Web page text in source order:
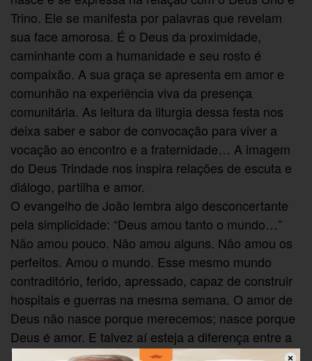
Trino. Ele se manifesta por palavras que revelam
sua face amorosa. É o Deus da proximidade,
caminhante com a humanidade e seu rosto é
compaixão. A sua graça se apresenta em amor e
comunhão na experiência viva da presença
comunitária. As leitura da liturgia dessa festa nos
deixa saber e sabor de convocação para viver a
vocação ao encontro e a fraternidade… A imagem
do Deus Trindade nos inspira relações de escuta e
diálogo, partilha e amor.
O evangelho de João lembra algo desconcertante
pela simplicidade: “Deus amou tanto o mundo…”
Não amou pouco. Não amou alguns. Não amou os
perfeitos. Amou o mundo. Esse mesmo mundo
contraditório, ferido, apressado, capaz de construir
hospitais e guerras na mesma semana. O amor de
Deus não nasce porque merecemos; nasce porque
Deus é amor. E talvez aí esteja a diferença entre a
lógica divina e a nossa. Nós costumamos amar por